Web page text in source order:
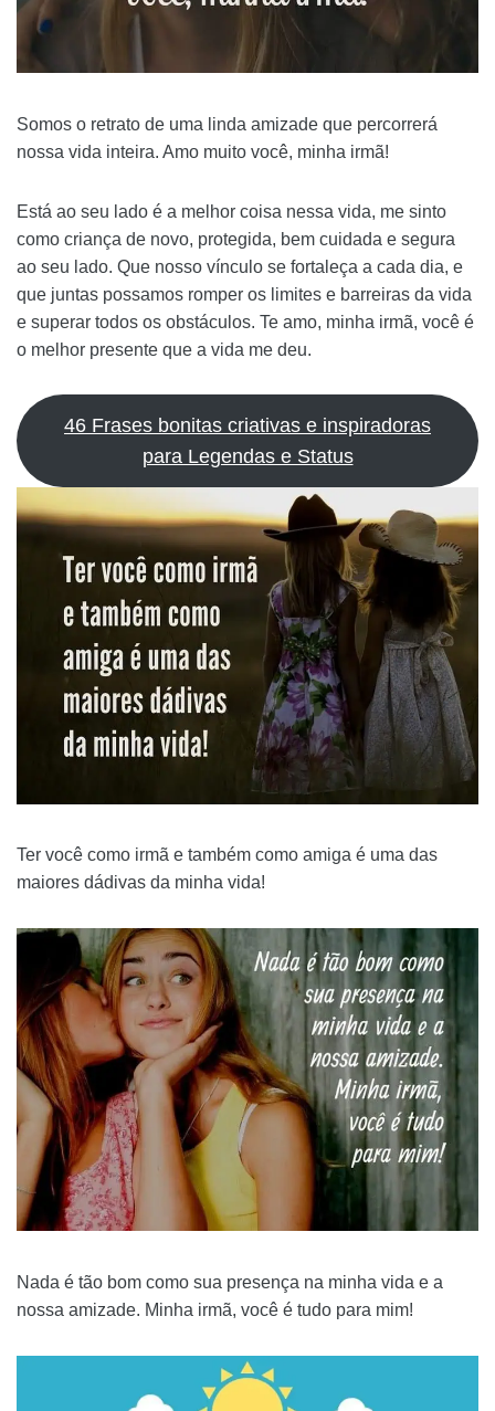
Somos o retrato de uma linda amizade que percorrerá
nossa vida inteira. Amo muito você, minha irmã!
Está ao seu lado é a melhor coisa nessa vida, me sinto
como criança de novo, protegida, bem cuidada e segura
ao seu lado. Que nosso vínculo se fortaleça a cada dia, e
que juntas possamos romper os limites e barreiras da vida
e superar todos os obstáculos. Te amo, minha irmã, você é
o melhor presente que a vida me deu.
46 Frases bonitas criativas e inspiradoras
para Legendas e Status
Ter você como irmã e também como amiga é uma das
maiores dádivas da minha vida!
Nada é tão bom como sua presença na minha vida e a
nossa amizade. Minha irmã, você é tudo para mim!